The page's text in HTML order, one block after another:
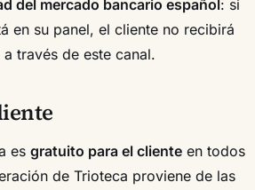
del mercado bancario español: si
en su panel, el cliente no recibirá
través de este canal.
es gratuito para el cliente en todos
de Trioteca proviene de las